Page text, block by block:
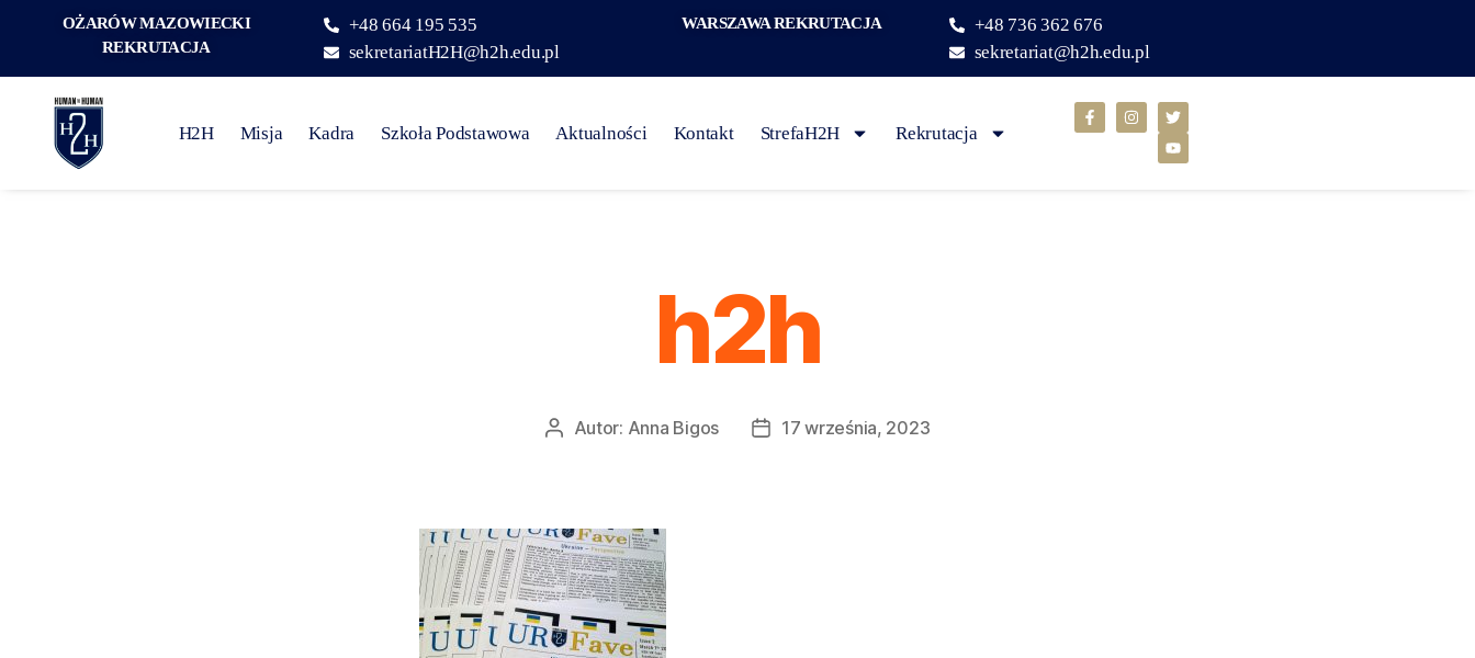
OŻARÓW MAZOWIECKI
REKRUTACJA
+48 664 195 535
sekretariatH2H@h2h.edu.pl
WARSZAWA REKRUTACJA
+48 736 362 676
sekretariat@h2h.edu.pl
H2H Misja Kadra Szkoła Podstawowa Aktualności Kontakt StrefaH2H Rekrutacja
h2h
Autor: Anna Bigos 17 września, 2023